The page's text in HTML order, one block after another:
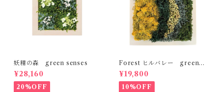
妖精の森 green senses
¥28,160
20%OFF
Forest ヒルバレー green s
enses
¥19,800
10%OFF